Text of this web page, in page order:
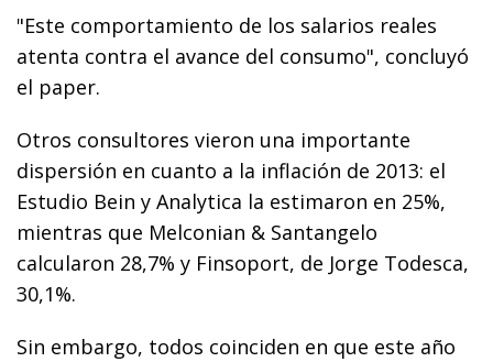
"Este comportamiento de los salarios reales
atenta contra el avance del consumo", concluyó
el paper.
Otros consultores vieron una importante
dispersión en cuanto a la inflación de 2013: el
Estudio Bein y Analytica la estimaron en 25%,
mientras que Melconian & Santangelo
calcularon 28,7% y Finsoport, de Jorge Todesca,
30,1%.
Sin embargo, todos coinciden en que este año